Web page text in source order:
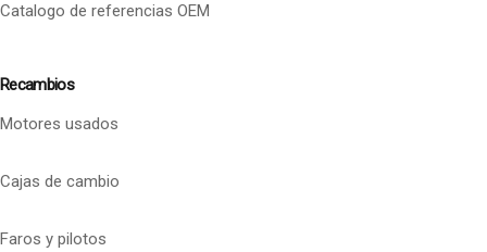
Catalogo de referencias OEM
Recambios
Motores usados
Cajas de cambio
Faros y pilotos